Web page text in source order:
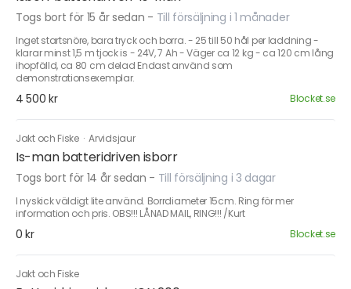
Togs bort för 15 år sedan - Till försäljning i 1 månader
Inget startsnöre, bara tryck och borra. - 25 till 50 hål per laddning -
klarar minst 1,5 m tjock is - 24V, 7 Ah - Väger ca 12 kg - ca 120 cm lång
ihopfälld, ca 80 cm delad Endast använd som
demonstrationsexemplar.
4 500 kr Blocket.se
Jakt och Fiske ·Arvidsjaur
Is-man batteridriven isborr
Togs bort för 14 år sedan - Till försäljning i 3 dagar
I nyskick väldigt lite använd. Borrdiameter 15cm. Ring för mer
information och pris. OBS!!! LÅNAD MAIL, RING!!! /Kurt
0 kr Blocket.se
Jakt och Fiske